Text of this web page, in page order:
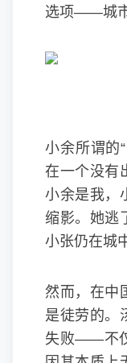
选项——城市
小余所谓的
在一个没有
小余是我，
缩影。她逃
小张仍在城
然而，在中
是徒劳的。
失败——不